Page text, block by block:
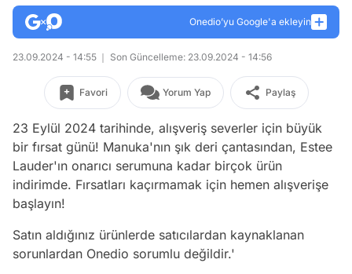
Onedio’yu Google'a ekleyin
23.09.2024 - 14:55 Son Güncelleme: 23.09.2024 - 14:56
Favori Yorum Yap Paylaş
23 Eylül 2024 tarihinde, alışveriş severler için büyük
bir fırsat günü! Manuka'nın şık deri çantasından, Estee
Lauder'ın onarıcı serumuna kadar birçok ürün
indirimde. Fırsatları kaçırmamak için hemen alışverişe
başlayın!
Satın aldığınız ürünlerde satıcılardan kaynaklanan
sorunlardan Onedio sorumlu değildir.'